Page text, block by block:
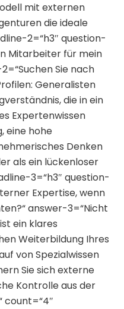
mit externen
die ideale
2=“h3″ question-
Mitarbeiter für mein
Sie nach
Generalisten
die in ein
Expertenwissen
eine hohe
Denken
als ein lückenloser
3=“h3″ question-
Expertise, wenn
answer-3=“Nicht
ein klares
Weiterbildung Ihres
von Spezialwissen
Sie sich externe
Kontrolle aus der
count=“4″